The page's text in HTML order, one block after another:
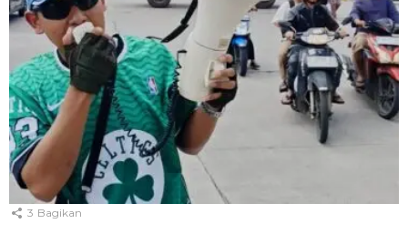
3 Bagikan